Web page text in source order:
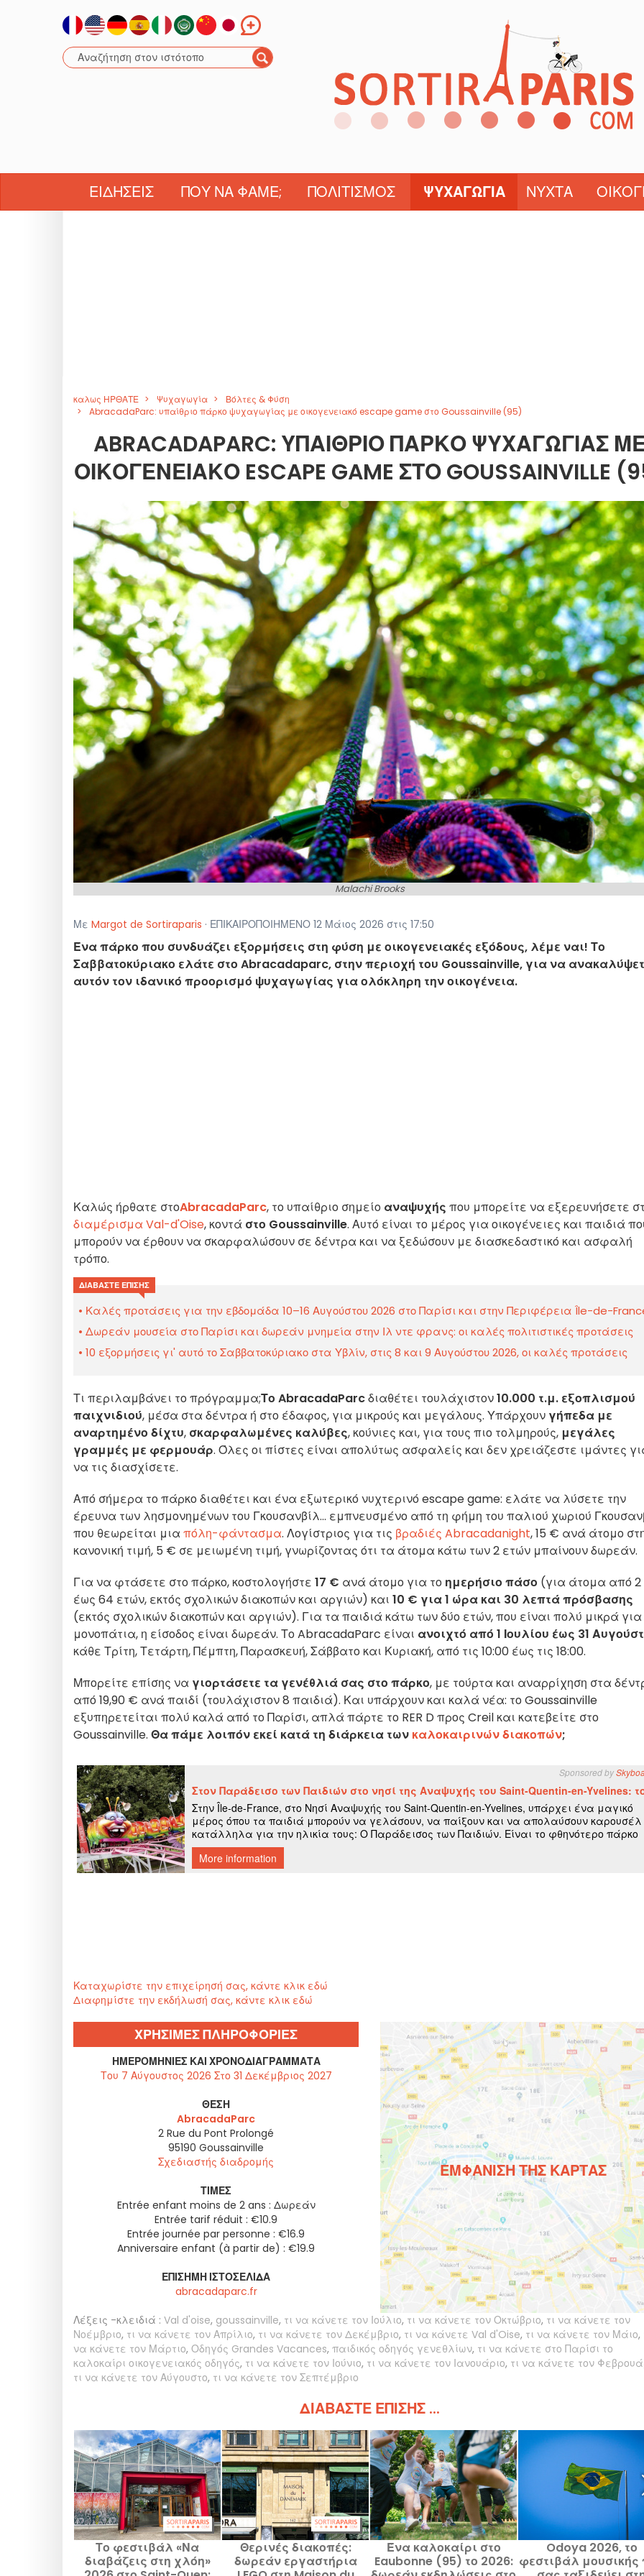
ΕΙΔΉΣΕΙΣ ΠΟΎ ΝΑ ΦΆΜΕ; ΠΟΛΙΤΙΣΜΌΣ ΨΥΧΑΓΩΓΊΑ ΝΎΧΤΑ
καλως ΗΡΘΑΤΕ Ψυχαγωγία
Βόλτες & Φύση
AbracadaParc: υπαίθριο πάρκο ψυχαγωγίας με οικογενειακό escape game στο Goussainville (95)
ABRACADAPARC: ΥΠΑΊΘΡΙΟ ΠΆΡΚΟ ΨΥΧΑΓΩΓΊΑΣ
ΟΙΚΟΓΕΝΕΙΑΚΌ ESCAPE GAME ΣΤΟ GOUSSAINVILLE
Malachi Brooks
Με Margot de Sortiraparis · ΕΠΙΚΑΙΡΟΠΟΙΗΜΕΝΟ 12 Μάιος 2026 στις 17:50
Ένα πάρκο που συνδυάζει εξορμήσεις στη φύση με οικογενειακές εξόδους, λέμε ναι! Το
Σαββατοκύριακο ελάτε στο Abracadaparc, στην περιοχή του Goussainville, για να
αυτόν τον ιδανικό προορισμό ψυχαγωγίας για ολόκληρη την οικογένεια.
Καλώς ήρθατε στοAbracadaParc, το υπαίθριο σημείο αναψυχής που μπορείτε να εξερευνήσετε
διαμέρισμα Val-d'Oise, κοντά στο Goussainville. Αυτό είναι το μέρος για οικογένειες και παιδιά
μπορούν να έρθουν να σκαρφαλώσουν σε δέντρα και να ξεδώσουν με διασκεδαστικό και ασφαλή
τρόπο.
ΔΙΑΒΆΣΤΕ ΕΠΊΣΗΣ
Καλές προτάσεις για την εβδομάδα 10–16 Αυγούστου 2026 στο Παρίσι και στην Περιφέρεια Île-de-
Δωρεάν μουσεία στο Παρίσι και δωρεάν μνημεία στην Ιλ ντε φρανς: οι καλές πολιτιστικές προτάσεις
10 εξορμήσεις γι' αυτό το Σαββατοκύριακο στα Υβλίν, στις 8 και 9 Αυγούστου 2026, οι καλές προτάσεις
Τι περιλαμβάνει το πρόγραμμα;Το AbracadaParcδιαθέτει τουλάχιστον10.000 τ.μ. εξοπλισμού
παιχνιδιού, μέσα στα δέντρα ή στο έδαφος, για μικρούς και μεγάλους. Υπάρχουν γήπεδα με
αναρτημένο δίχτυ, σκαρφαλωμένες καλύβες, κούνιες και, για τους πιο τολμηρούς, μεγάλες
γραμμές με φερμουάρ. Όλες οι πίστες είναι απολύτως ασφαλείς και δεν χρειάζεστε ιμάντες
να τις διασχίσετε.
Από σήμερα το πάρκο διαθέτει και ένα εξωτερικό νυχτερινό escape game: ελάτε να λύσετε την
έρευνα των λησμονημένων του Γκουσανβίλ... εμπνευσμένο από τη φήμη του παλιού χωριού
που θεωρείται μια πόλη-φάντασμα. Λογίστριος για τις βραδιές Abracadanight, 15 € ανά άτομο
κανονική τιμή, 5 € σε μειωμένη τιμή, γνωρίζοντας ότι τα άτομα κάτω των 2 ετών μπαίνουν δωρεάν.
Για να φτάσετε στο πάρκο, κοστολογήστε 17 € ανά άτομο για το ημερήσιο πάσο (για άτομα από 2
έως 64 ετών, εκτός σχολικών διακοπών και αργιών) και 10 € για 1 ώρα και 30 λεπτά πρόσβασης
(εκτός σχολικών διακοπών και αργιών). Για τα παιδιά κάτω των δύο ετών, που είναι πολύ μικρά
μονοπάτια, η είσοδος είναι δωρεάν. Το AbracadaParc είναι ανοιχτό από 1 Ιουλίου έως 31
κάθε Τρίτη, Τετάρτη, Πέμπτη, Παρασκευή, Σάββατο και Κυριακή, από τις 10:00 έως τις 18:00.
Μπορείτε επίσης να γιορτάσετε τα γενέθλιά σας στο πάρκο, με τούρτα και αναρρίχηση στα
από 19,90 € ανά παιδί (τουλάχιστον 8 παιδιά). Και υπάρχουν και καλά νέα: το Goussainville
εξυπηρετείται πολύ καλά από το Παρίσι, απλά πάρτε το RER D προς Creil και κατεβείτε στο
Goussainville. Θα πάμε λοιπόν εκεί κατά τη διάρκεια των καλοκαιρινών διακοπών;
Καταχωρίστε την επιχείρησή σας, κάντε κλικ εδώ
Διαφημίστε την εκδήλωσή σας, κάντε κλικ εδώ
ΧΡΗΣΙΜΕΣ ΠΛΗΡΟΦΟΡΙΕΣ
ΗΜΕΡΟΜΗΝΊΕΣ ΚΑΙ ΧΡΟΝΟΔΙΑΓΡΆΜΜΑΤΑ
Του 7 Αύγουστος 2026 Στο 31 Δεκέμβριος 2027
ΘΈΣΗ
AbracadaParc
2 Rue du Pont Prolongé
95190 Goussainville
Σχεδιαστής διαδρομής
ΤΙΜΈΣ
Entrée enfant moins de 2 ans : Δωρεάν
Entrée tarif réduit : €10.9
Entrée journée par personne : €16.9
Anniversaire enfant (à partir de) : €19.9
ΕΠΊΣΗΜΗ ΙΣΤΟΣΕΛΊΔΑ
abracadaparc.fr
ΕΜΦΆΝΙΣΗ ΤΗΣ ΚΆΡΤΑΣ
Λέξεις -κλειδιά : Val d'oise, goussainville, τι να κάνετε τον Ιούλιο, τι να κάνετε τον Οκτώβριο, τι να κάνετε τον
Νοέμβριο, τι να κάνετε τον Απρίλιο, τι να κάνετε τον Δεκέμβριο, τι να κάνετε Val d'Oise, τι να κάνετε τον Μάιο,
να κάνετε τον Μάρτιο, Οδηγός Grandes Vacances, παιδικός οδηγός γενεθλίων, τι να κάνετε στο Παρίσι το
καλοκαίρι οικογενειακός οδηγός, τι να κάνετε τον Ιούνιο, τι να κάνετε τον Ιανουάριο, τι να κάνετε τον
τι να κάνετε τον Αύγουστο, τι να κάνετε τον Σεπτέμβριο
ΔΙΑΒΆΣΤΕ ΕΠΊΣΗΣ ...
Το φεστιβάλ «Να
διαβάζεις στη χλόη»
Θερινές διακοπές:
δωρεάν εργαστήρια
Ένα καλοκαίρι στο
Eaubonne (95) το 2026:
Odoya 2026, το
φεστιβάλ μουσικής